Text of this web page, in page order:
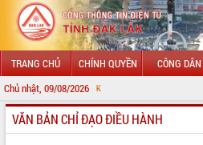
TRANG CHỦ CHÍNH QUYỀN CÔNG DÂN
Chủ nhật, 09/08/2026
GIỚI THIỆU
VĂN BẢN CHỈ ĐẠO ĐIỀU HÀNH